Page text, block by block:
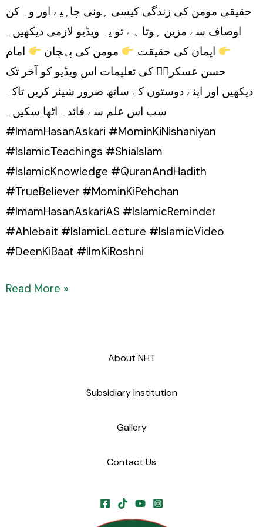
حقیقی مومن کی زندگی کیسی ہونی چاہیے اور وہ کن
اوصاف سے مزین ہوتا ہے تو یہ ویڈیو لازمی دیکھیں۔
ایمان کی حقیقت
مومن کی پہچان
امام
حسن عسکریؑ کی تعلیمات اس ویڈیو کو آخر تک
دیکھیں اور اپنے دوستوں کے ساتھ ضرور شیئر کریں تاکہ
سب اس علم سے فائدہ اٹھا سکیں۔
#ImamHasanAskari #MominKiNishaniyan
#IslamicTeachings #ShiaIslam
#IslamicKnowledge #QuranAndHadith
#TrueBeliever #MominKiPehchan
#ImamHasanAskariAS #IslamicReminder
#Ahlebait #IslamicLecture #IslamicVideo
#DeenKiBaat #IlmKiRoshni
Read More »
About NHT
Subsidiary Institution
Gallery
Contact Us